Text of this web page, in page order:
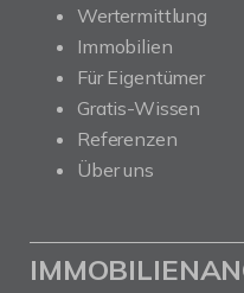
Wertermittlung
Immobilien
Für Eigentümer
Gratis-Wissen
Referenzen
Über uns